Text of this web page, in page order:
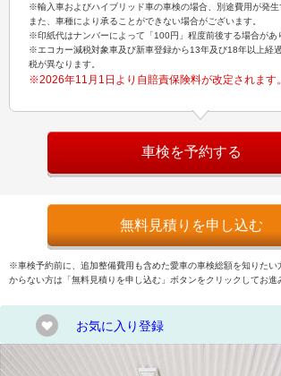
※輸入車およびハイブリッド車の車検の場合、別途費用が発生
また、車種により承ることができない場合がございます。
※印紙代はナンバーによって「100円」程度前後する場合があ
※エコカー減税対象車及び新車登録から13年及び18年以上経
税が異なります。
※2026年11月1日より自賠責保険料が改定されます
車検を予約する
無料見積りを申し込む
※車検予約前に、追加整備費用も含めた愛車の車検総額を知りたい
からない方は「無料見積りを申し込む」ボタンをクリックしてお進
お気に入り登録